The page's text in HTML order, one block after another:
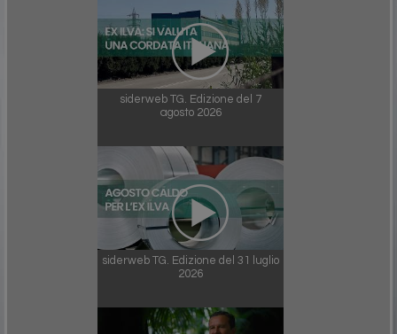
siderweb TG. Edizione del 7
agosto 2026
siderweb TG. Edizione del 31 luglio
2026